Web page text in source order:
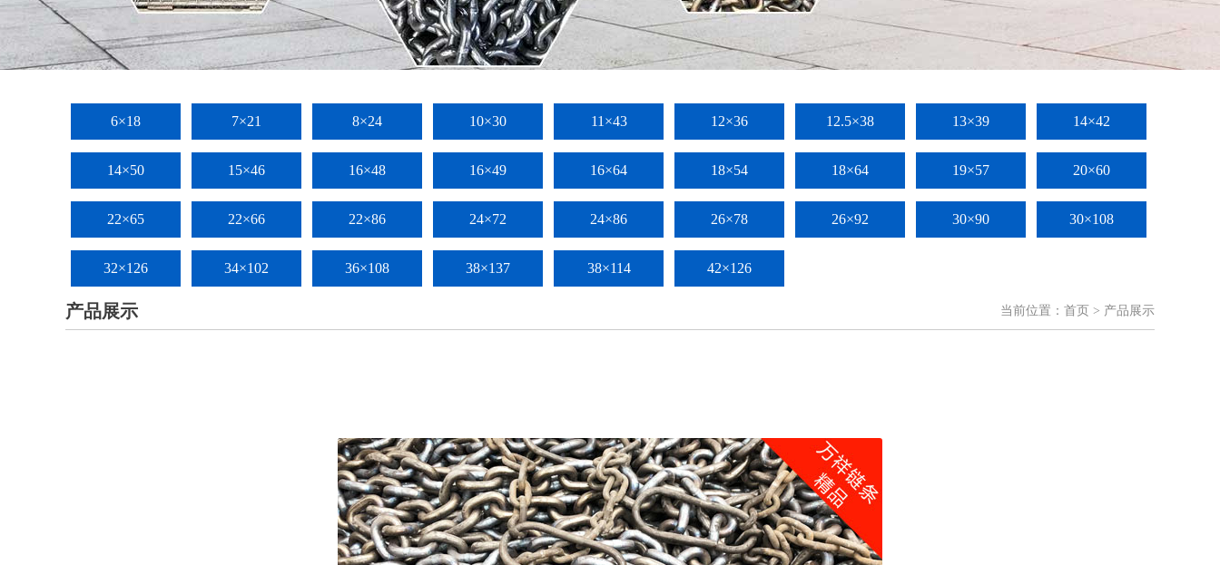
6×18 7×21 8×24 10×30 11×43 12×36 12.5×38 13×39 14×42
14×50 15×46 16×48 16×49 16×64 18×54 18×64 19×57 20×60
22×65 22×66 22×86 24×72 24×86 26×78 26×92 30×90 30×108
32×126 34×102 36×108 38×137 38×114 42×126
产品展示 当前位置： 首页 > 产品展示